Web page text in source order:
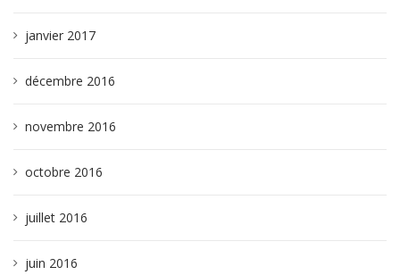
janvier 2017
décembre 2016
novembre 2016
octobre 2016
juillet 2016
juin 2016